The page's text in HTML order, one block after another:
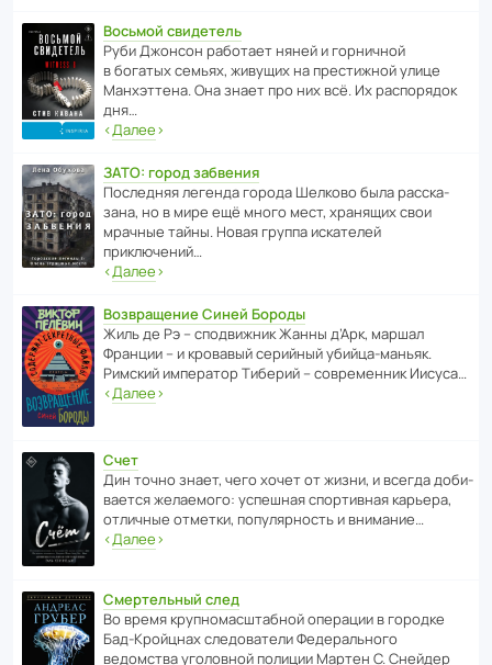
Восьмой свидетель
Руби Джонсон рабо­тает няней и горни­чной
в богатых семьях, живущих на прес­ти­жной улице
Манх­эт­тена. Она знает про них всё. Их распо­рядок
дня…
‹Далее›
ЗАТО: город забвения
После­дняя легенда города Шелково была расска­
зана, но в мире ещё много мест, хранящих свои
мрачные тайны. Новая группа иска­телей
приключений…
‹Далее›
Возвращение Синей Бороды
Жиль де Рэ – спод­ви­жник Жанны д’Арк, маршал
Франции – и кровавый серийный убийца-маньяк.
Римский импе­ратор Тиберий – совре­менник Иисуса…
‹Далее›
Счет
Дин точно знает, чего хочет от жизни, и всегда доби­
ва­ется жела­е­мого: успе­шная спор­ти­вная карьера,
отли­чные отметки, попу­ля­р­ность и внимание…
‹Далее›
Смертельный след
Во время круп­но­мас­ш­та­бной операции в городке
Бад‑Крой­цнах следо­ва­тели Феде­раль­ного
ведомства уголо­вной полиции Мартен С. Снейдер